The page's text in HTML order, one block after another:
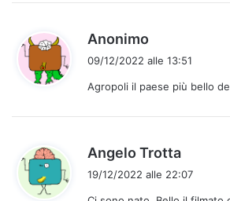
Anonimo
e
:
09/12/2022 alle 13:51
Agropoli il paese più bello
Angelo Trotta
19/12/2022 alle 22:07